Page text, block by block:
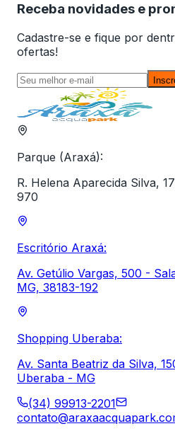
Receba novidades e
Cadastre-se e fique por
ofertas!
Parque (Araxá):
R. Helena Aparecida Silva,
970
Escritório Araxá:
Av. Getúlio Vargas, 500 -
MG, 38183-192
Shopping Uberaba:
Av. Santa Beatriz da Silva,
Uberaba - MG
(34) 99913-2201